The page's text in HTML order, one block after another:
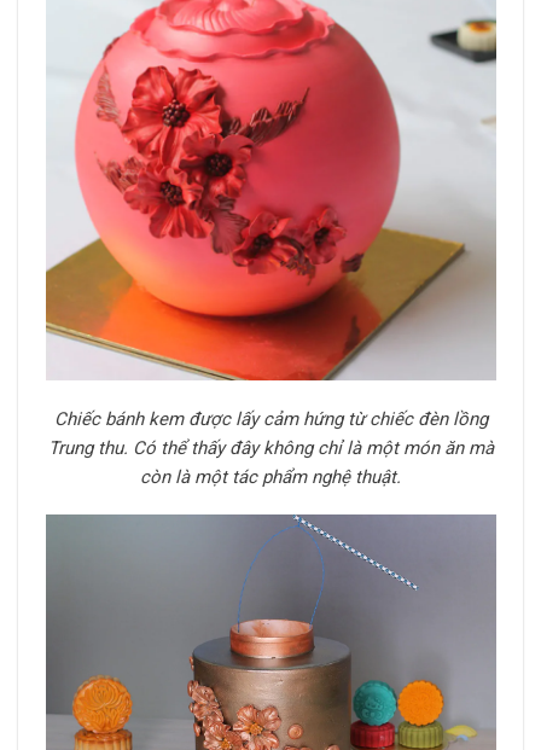
Chiếc bánh kem được lấy cảm hứng từ chiếc đèn lồng
Trung thu. Có thể thấy đây không chỉ là một món ăn mà
còn là một tác phẩm nghệ thuật.